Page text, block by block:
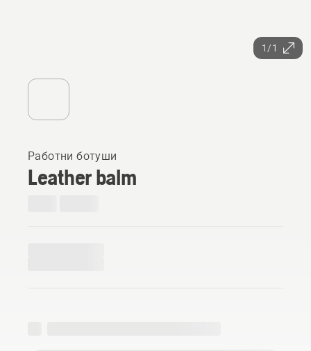
1/1
Работни ботуши
Leather balm